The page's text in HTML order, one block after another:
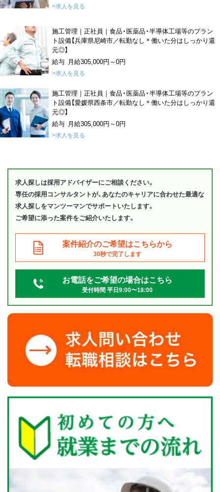
>求人を見る
施工管理｜正社員｜食品・医薬品・半導体工場等のプラン
ト設備【兵庫県尼崎市／転勤なし＊働いた分はしっかり還
元◎】
給与 月給305,000円～0円
>求人を見る
施工管理｜正社員｜食品・医薬品・半導体工場等のプラン
ト設備【愛媛県西条市／転勤なし＊働いた分はしっかり還
元◎】
給与 月給305,000円～0円
>求人を見る
求人探しは採用アドバイザーにご相談ください。
専任の採用コンサルタントが、あなたのキャリアに合わせた最適な
求人探しをマンツーマンでサポートいたします。
ご希望に添った案件をご紹介いたします。
案件紹介のご希望はこちらから
30秒で完了します
お電話をご希望の場合はこちら
受付時間 平日9:00〜18:00